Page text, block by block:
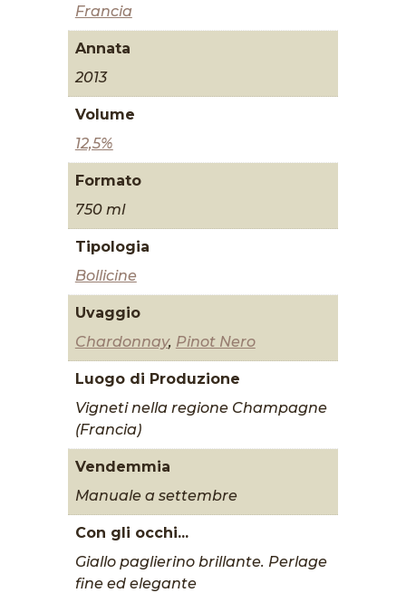
Francia
Annata
2013
Volume
12,5%
Formato
750 ml
Tipologia
Bollicine
Uvaggio
Chardonnay, Pinot Nero
Luogo di Produzione
Vigneti nella regione Champagne
(Francia)
Vendemmia
Manuale a settembre
Con gli occhi...
Giallo paglierino brillante. Perlage
fine ed elegante